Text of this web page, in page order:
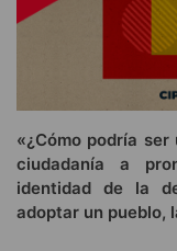
«¿Cómo podría
ciudadanía a
identidad de la
adoptar un pueblo,